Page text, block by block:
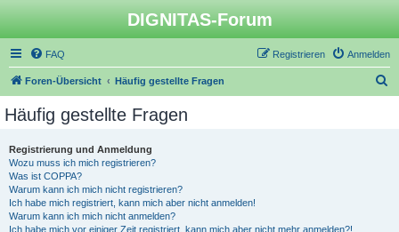
DIGNITAS-Forum
FAQ Anmelden
Registrieren
Foren-Übersicht Häufig gestellte Fragen
Häufig gestellte Fragen
Registrierung und Anmeldung
Wozu muss ich mich registrieren?
Was ist COPPA?
Warum kann ich mich nicht registrieren?
Ich habe mich registriert, kann mich aber nicht anmelden!
Warum kann ich mich nicht anmelden?
Ich habe mich vor einiger Zeit registriert, kann mich aber nicht mehr anmelden?!